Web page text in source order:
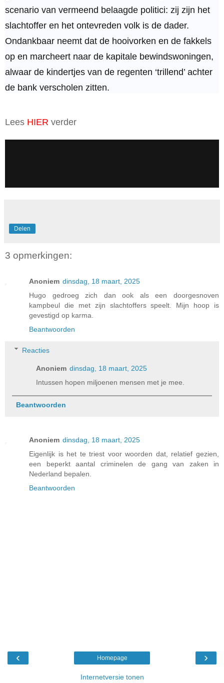
scenario van vermeend belaagde politici: zij zijn het
slachtoffer en het ontevreden volk is de dader.
Ondankbaar neemt dat de hooivorken en de fakkels
op en marcheert naar de kapitale bewindswoningen,
alwaar de kindertjes van de regenten ‘trillend’ achter
de bank verscholen zitten.
Lees HIER verder
Delen
3 opmerkingen:
Anoniem dinsdag, 18 maart, 2025
Hugo gedroeg zich dan ook als een doorgesnoven
kampbeul die met zijn slachtoffers speelt. Mijn hoop is
gevestigd op karma.
Beantwoorden
Reacties
Anoniem dinsdag, 18 maart, 2025
Intussen hopen miljoenen mensen met je mee.
Beantwoorden
Anoniem dinsdag, 18 maart, 2025
Eigenlijk is het te triest voor woorden dat, relatief gezien,
een beperkt aantal criminelen de gang van zaken in
Nederland bepalen.
Beantwoorden
‹ ›
Homepage
Internetversie tonen